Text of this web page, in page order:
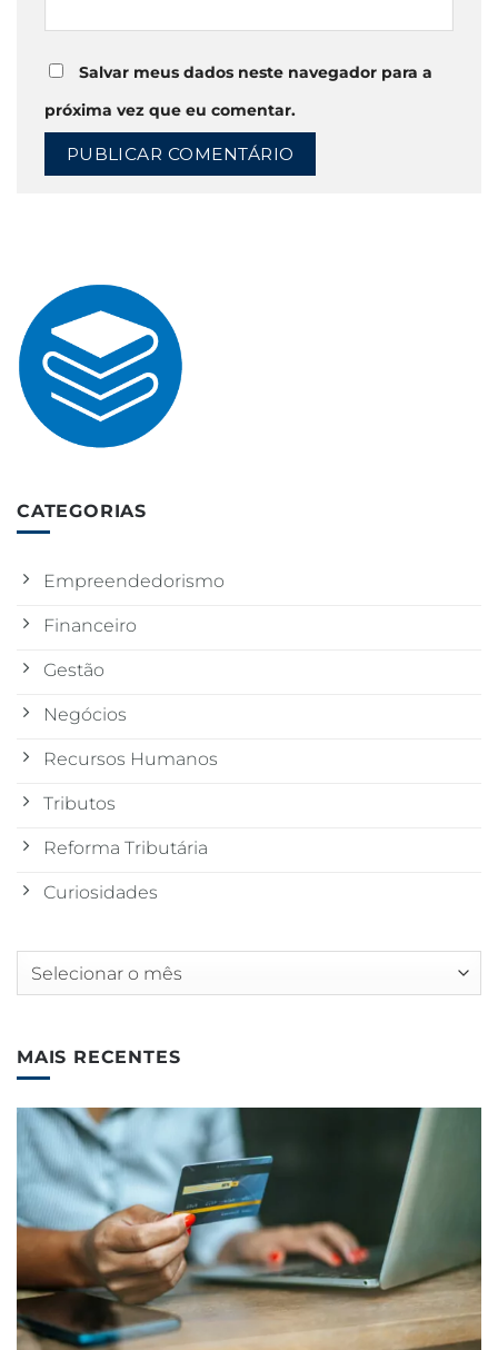
Salvar meus dados neste navegador para a
próxima vez que eu comentar.
CATEGORIAS
Empreendedorismo
Financeiro
Gestão
Negócios
Recursos Humanos
Tributos
Reforma Tributária
Curiosidades
Arquivos
MAIS RECENTES